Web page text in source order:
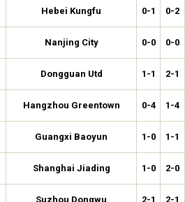
Hebei Kungfu 0-1 0-2
Nanjing City 0-0 0-0
Dongguan Utd 1-1 2-1
Hangzhou Greentown 0-4 1-4
Guangxi Baoyun 1-0 1-1
Shanghai Jiading 1-0 2-0
Suzhou Dongwu 2-1 2-1